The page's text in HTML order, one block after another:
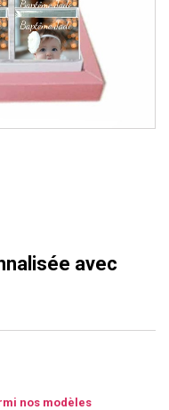
avec
nos modèles